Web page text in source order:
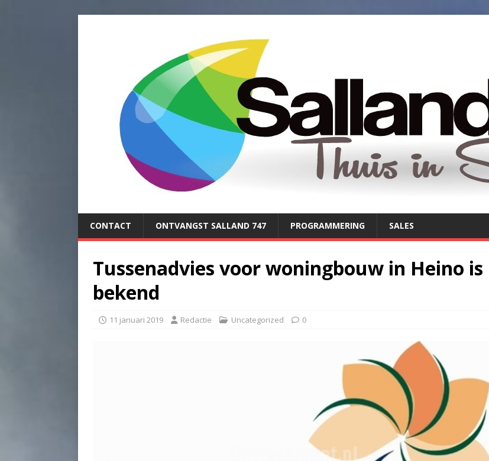
CONTACT ONTVANGST SALLAND 747 PROGRAMMERING SALES
Tussenadvies voor woningbouw in Heino is
bekend
11 januari 2019 Redactie Uncategorized 0